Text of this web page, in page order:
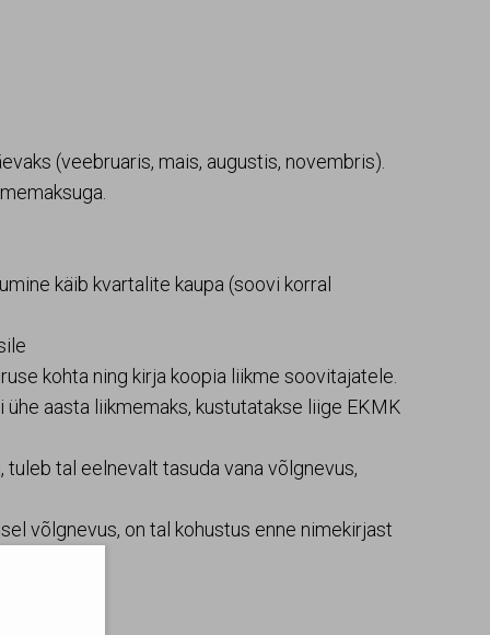
(veebruaris, mais, augustis, novembris).
käib kvartalite kaupa (soovi korral
kohta ning kirja koopia liikme soovitajatele.
aasta liikmemaks, kustutatakse liige EKMK
tal eelnevalt tasuda vana võlgnevus,
võlgnevus, on tal kohustus enne nimekirjast